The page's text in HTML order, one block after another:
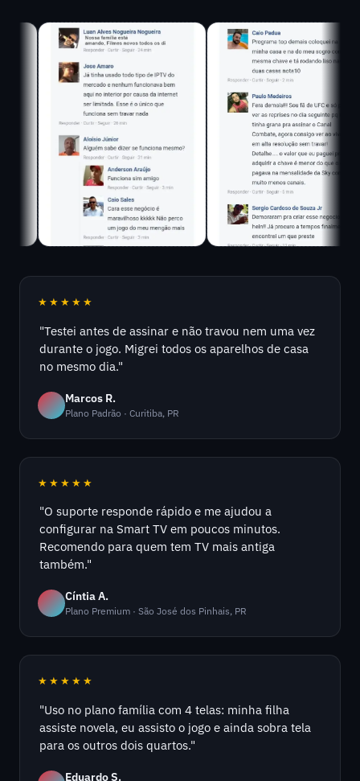
★★★★★
"Testei antes de assinar e não travou nem uma vez
durante o jogo. Migrei todos os aparelhos de casa
no mesmo dia."
Marcos R.
Plano Padrão · Curitiba, PR
★★★★★
"O suporte responde rápido e me ajudou a
configurar na Smart TV em poucos minutos.
Recomendo para quem tem TV mais antiga
também."
Cíntia A.
Plano Premium · São José dos Pinhais, PR
★★★★★
"Uso no plano família com 4 telas: minha filha
assiste novela, eu assisto o jogo e ainda sobra tela
para os outros dois quartos."
Eduardo S.